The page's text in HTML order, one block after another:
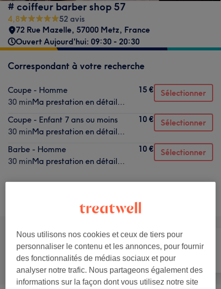
# coiffeur barber shop 57
4,8
52 avis
72 Rue Mazelle, 57000 Metz, France
Ouvert Aujourd'hui: 09:30 - 20:30
Correspondant à votre recherche
Coupe - Homme
30 minMa prestation en détail...
15 € Sélectionner
Coupe - Enfant 7 ans ou moins
30 minMa prestation en détail...
10 € Sélectionner
Barbe - Homme
30 minMa prestation en détail...
10 € Sélectionner
Recherchez dans notre liste de prestations
Tout Coiffure
Nous utilisons nos cookies et ceux de tiers pour
personnaliser le contenu et les annonces, pour fournir
des fonctionnalités de médias sociaux et pour
analyser notre trafic. Nous partageons également des
informations sur la façon dont vous utilisez notre site